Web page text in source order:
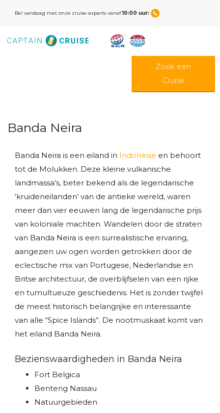
Bel vandaag met onze cruise-experts vanaf10:00 uur:
Zoek een
Cruise
Banda Neira
Banda Neira is een eiland in Indonesië en behoort
tot de Molukken. Deze kleine vulkanische
landmassa’s, beter bekend als de legendarische
‘kruideneilanden’ van de antieke wereld, waren
meer dan vier eeuwen lang de legendarische prijs
van koloniale machten. Wandelen door de straten
van Banda Neira is een surrealistische ervaring,
aangezien uw ogen worden getrokken door de
eclectische mix van Portugese, Nederlandse en
Britse architectuur, de overblijfselen van een rijke
en tumultueuze geschiedenis. Het is zonder twijfel
de meest historisch belangrijke en interessante
van alle “Spice Islands”. De nootmuskaat komt van
het eiland Banda Neira.
Bezienswaardigheden in Banda Neira
Fort Belgica
Benteng Nassau
Natuurgebieden